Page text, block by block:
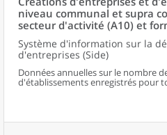
niveau communal et supra
secteur d'activité (A10) et
Système d'information sur la
d'entreprises (Side)
Données annuelles sur le nombre
d'établissements enregistrés pour
selon le secteur d’activité et la forme